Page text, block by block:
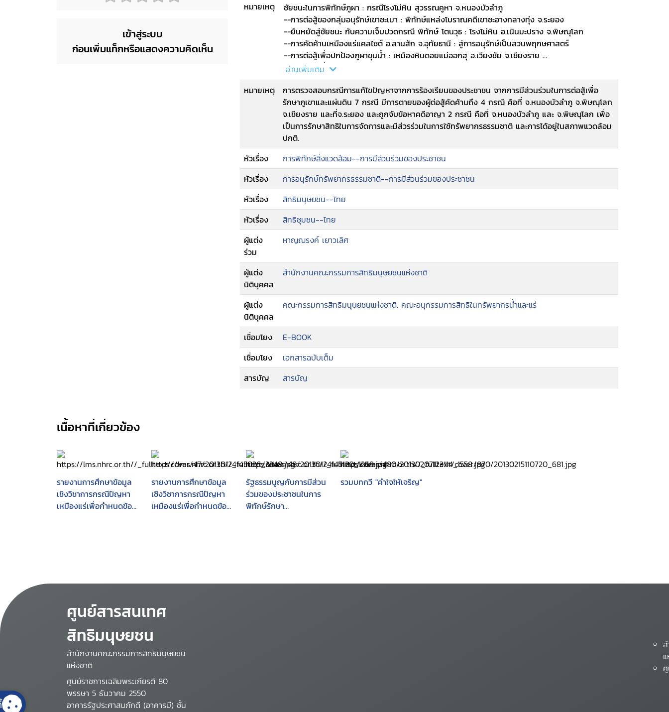
เข้าสู่ระบบ
ก่อนเพิ่มแท็กหรือแสดงความคิดเห็น
หมายเหตุ
ชัยชนะในการพิทักษ์ภูผา : กรณีโรงโม่หิน สุวรรณคูหา จ.หนองบัวลำภู
--การต่อสู้ของกลุ่มอนุรักษ์เขาชะเมา : พิทักษ์แหล่งโบราณคดีเขาชะอางกลางทุ่ง จ.ระยอง
--ยืนหยัดสู่ชัยชนะ กับความเจ็บปวดกรณี พิทักษ์ โตนวุธ : โรงโม่หิน อ.เนินมะปราง จ.พิษณุโลก
--การคัดค้านเหมืองแร่แคลไซต์ อ.ลานสัก จ.อุทัยธานี : สู่การอนุรักษ์เป็นสวนพฤกษศาสตร์
--การต่อสู้เพื่อปกป้องภูผาขุนน้ำ : เหมืองหินดอยแม่ออกฮุ อ.เวียงชัย จ.เชียงราย
--การต่อสู้เพื่อสิทธิมีส่วนร่วมจัดการทรัพยากรธรรมชาติ : กรณีเหมืองโปแตช จ.อุดรธานี
--กลุ่มอนุรักษ์สิ่งแวดล้อมปากแจ่ม : การคัดค้านสัมปทานระเบิดหินเขาถ้ำแรด จ.ตรัง
--ข้อเสนอแนะของคณะอนุกรรมการศึกษาและตรวจสอบปัญหาเหมืองแร่
--บทรำลึก : ตามแสงเทียนเข้าถ้ำมาพบดาวที่ดอยแม่ออกฮู
--รายงานผลการพิจารณาคำร้องเรียน โดยคณะกรรมการสิทธิมุนษยชนแห่งชาติ กรณีเหมืองหิน
อุตสาหกรรมเพื่อการก่อสร้าง อ.สุวรรณคูหา จ.หนองบัวลำภู
--ลำดับเหตุการณ์ กรณีเขาชะอางกลางทุ่ง กรณีเนินมะปราง กรณีดอยแม่ออกฮู กรณีโปแตช.
อ่านเพิ่มเติม
หมายเหตุ
การตรวจสอบกรณีการแก้ไขปัญหาจากการร้องเรียนของประชาชน จากการมีส่วนร่วมในการต่อสู้เพื่อ
รักษาภูเขาและแผ่นดิน 7 กรณี มีการตายของผู้ต่อสู้คัดค้านถึง 4 กรณี คือที่ จ.หนองบัวลำภู จ.พิษณุโลก
จ.เชียงราย และที่จ.ระยอง และถูกจับข้อหาคดีอาญา 2 กรณี คือที่ จ.หนองบัวลำภู และ จ.พิษณุโลก เพื่อ
เป็นการรักษาสิทธิในการจัดการและมีส่วรร่วมในการใช้ทรัพยากรธรรมชาติ และการได้อยู่ในสภาพแวดล้อม
ปกติ.
หัวเรื่อง
การพิทักษ์สิ่งแวดล้อม--การมีส่วนร่วมของประชาชน
หัวเรื่อง
การอนุรักษ์ทรัพยากรธรรมชาติ--การมีส่วนร่วมของประชาชน
หัวเรื่อง
สิทธิมนุษยชน--ไทย
หัวเรื่อง
สิทธิชุมชน--ไทย
ผู้แต่ง
ร่วม
หาญณรงค์ เยาวเลิศ
ผู้แต่ง
นิติบุคคล
สำนักงานคณะกรรมการสิทธิมนุษยชนแห่งชาติ
ผู้แต่ง
นิติบุคคล
คณะกรรมการสิทธิมนุษยชนแห่งชาติ. คณะอนุกรรมการสิทธิในทรัพยากรน้ำและแร่
เชื่อมโยง
E-BOOK
เชื่อมโยง
เอกสารฉบับเต็ม
สารบัญ
สารบัญ
เนื้อหาที่เกี่ยวข้อง
รายงานการศึกษาข้อมูล
เชิงวิชาการกรณีปัญหา
เหมืองแร่เพื่อกำหนดข้อ
รายงานการศึกษาข้อมูล
เชิงวิชาการกรณีปัญหา
เหมืองแร่เพื่อกำหนดข้อ
รัฐธรรมนูญกับการมีส่วน
ร่วมของประชาชนในการ
พิทักษ์รักษา
รวมบทกวี "คำใจให้เจริญ"
ศูนย์สารสนเทศ
สิทธิมนุษยชน
สำนักงานคณะกรรมการสิทธิมนุษยชน
แห่งชาติ
ศูนย์ราชการเฉลิมพระเกียรติ 80
พรรษา 5 ธันวาคม 2550
อาคารรัฐประศาสนภักดี (อาคารบี) ชั้น